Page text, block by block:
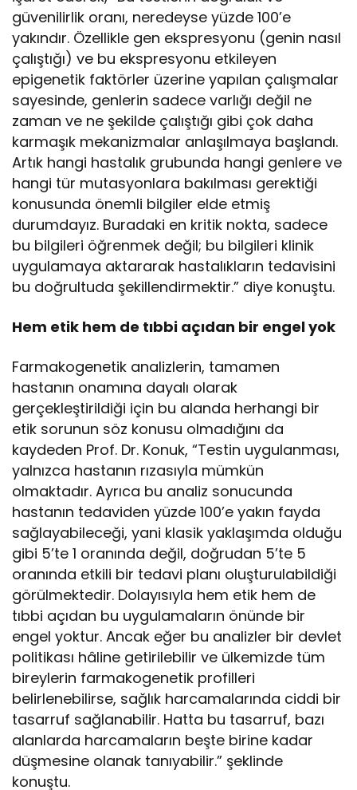
güvenilirlik oranı, neredeyse yüzde 100’e
yakındır. Özellikle gen ekspresyonu (genin nasıl
çalıştığı) ve bu ekspresyonu etkileyen
epigenetik faktörler üzerine yapılan çalışmalar
sayesinde, genlerin sadece varlığı değil ne
zaman ve ne şekilde çalıştığı gibi çok daha
karmaşık mekanizmalar anlaşılmaya başlandı.
Artık hangi hastalık grubunda hangi genlere ve
hangi tür mutasyonlara bakılması gerektiği
konusunda önemli bilgiler elde etmiş
durumdayız. Buradaki en kritik nokta, sadece
bu bilgileri öğrenmek değil; bu bilgileri klinik
uygulamaya aktararak hastalıkların tedavisini
bu doğrultuda şekillendirmektir.” diye konuştu.
Hem etik hem de tıbbi açıdan bir engel yok
Farmakogenetik analizlerin, tamamen
hastanın onamına dayalı olarak
gerçekleştirildiği için bu alanda herhangi bir
etik sorunun söz konusu olmadığını da
kaydeden Prof. Dr. Konuk, “Testin uygulanması,
yalnızca hastanın rızasıyla mümkün
olmaktadır. Ayrıca bu analiz sonucunda
hastanın tedaviden yüzde 100’e yakın fayda
sağlayabileceği, yani klasik yaklaşımda olduğu
gibi 5’te 1 oranında değil, doğrudan 5’te 5
oranında etkili bir tedavi planı oluşturulabildiği
görülmektedir. Dolayısıyla hem etik hem de
tıbbi açıdan bu uygulamaların önünde bir
engel yoktur. Ancak eğer bu analizler bir devlet
politikası hâline getirilebilir ve ülkemizde tüm
bireylerin farmakogenetik profilleri
belirlenebilirse, sağlık harcamalarında ciddi bir
tasarruf sağlanabilir. Hatta bu tasarruf, bazı
alanlarda harcamaların beşte birine kadar
düşmesine olanak tanıyabilir.” şeklinde
konuştu.